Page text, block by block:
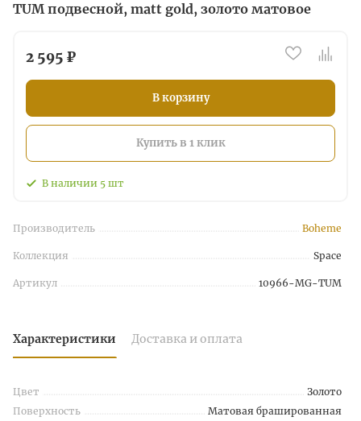
TUM подвесной, matt gold, золото матовое
2 595 ₽
В корзину
Купить в 1 клик
В наличии 5 шт
Производитель Boheme
Коллекция Space
Артикул 10966-MG-TUM
Характеристики Доставка и оплата
Цвет
Золото
Поверхность
Матовая брашированная